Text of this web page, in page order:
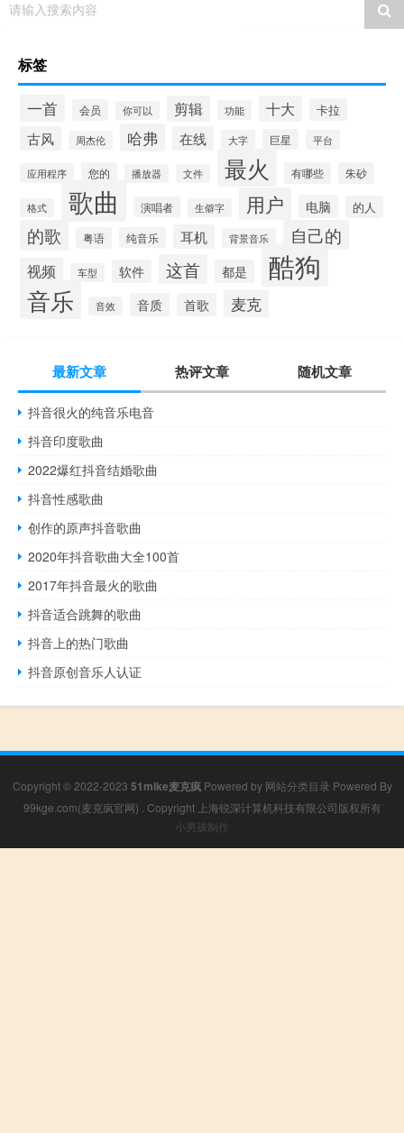
请输入搜索内容
标签
一首 会员 你可以 剪辑 功能 十大 卡拉
古风 周杰伦 哈弗 在线 大字 巨星 平台
应用程序 您的 播放器 文件 最火 有哪些 朱砂
格式 歌曲 演唱者 生僻字 用户 电脑 的人
的歌 粤语 纯音乐 耳机 背景音乐 自己的
视频 车型 软件 这首 都是 酷狗
音乐 音效 音质 首歌 麦克
最新文章 热评文章 随机文章
抖音很火的纯音乐电音
抖音印度歌曲
2022爆红抖音结婚歌曲
抖音性感歌曲
创作的原声抖音歌曲
2020年抖音歌曲大全100首
2017年抖音最火的歌曲
抖音适合跳舞的歌曲
抖音上的热门歌曲
抖音原创音乐人认证
Copyright © 2022-2023 51mike麦克疯Powered by 网站分类目录 Powered By
99kge.com(麦克疯官网) . Copyright 上海锐深计算机科技有限公司版权所有
小男孩制作